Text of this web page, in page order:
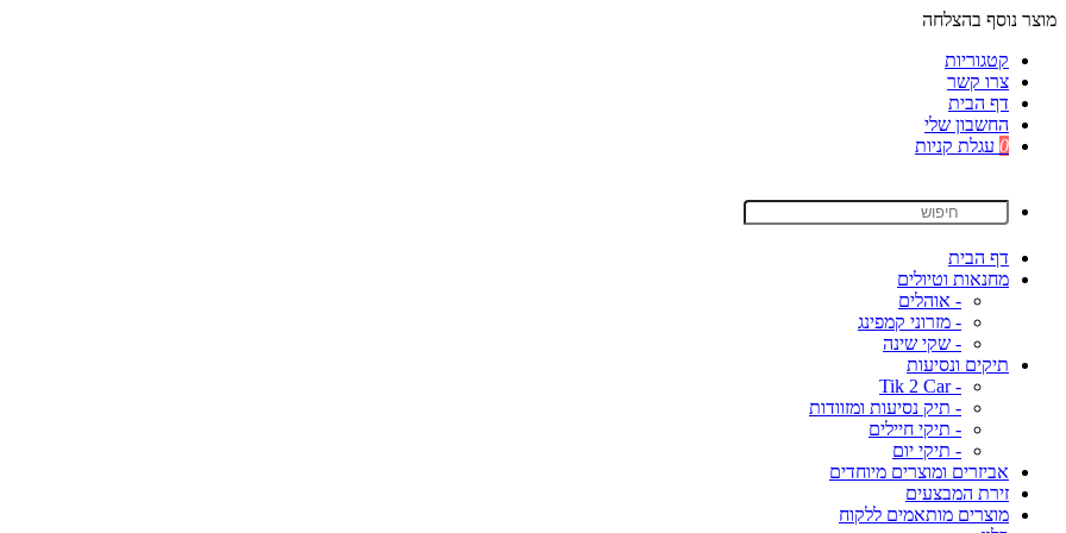
מוצר נוסף בהצלחה
קטגוריות
צרו קשר
דף הבית
החשבון שלי
0 עגלת קניות
דף הבית
מחנאות וטיולים
- אוהלים
- מזרוני קמפינג
- שקי שינה
תיקים ונסיעות
- Tik 2 Car
- תיק נסיעות ומזוודות
- תיקי חיילים
- תיקי יום
אביזרים ומוצרים מיוחדים
זירת המבצעים
מוצרים מותאמים ללקוח